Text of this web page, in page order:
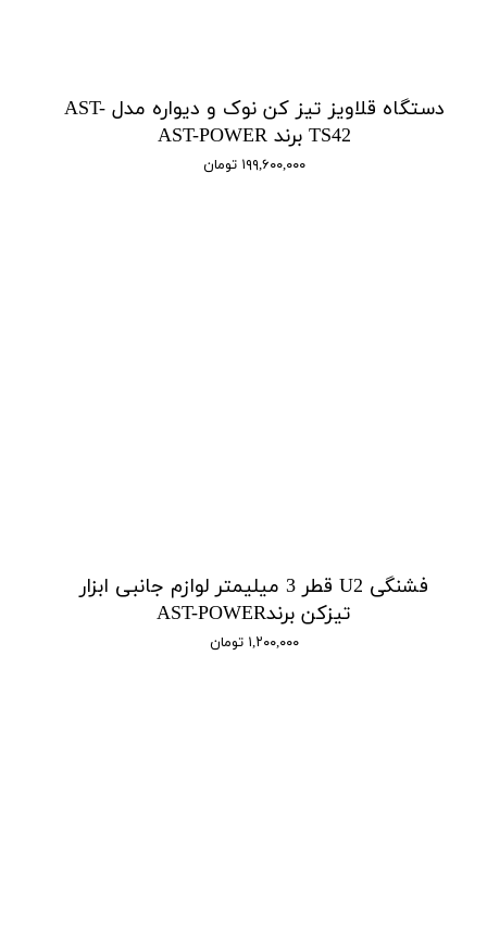
دستگاه قلاویز تیز کن نوک و دیواره مدل AST-
TS42 برند AST-POWER
۱۹۹,۶۰۰,۰۰۰ تومان
فشنگی U2 قطر 3 میلیمتر لوازم جانبی ابزار
تیزکن برندAST-POWER
۱,۲۰۰,۰۰۰ تومان